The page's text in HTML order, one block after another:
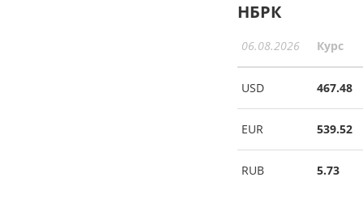
НБРК
06.08.2026 Курс
USD 467.48
EUR 539.52
RUB 5.73